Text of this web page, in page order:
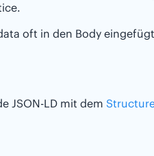
oft in den Body
JSON-LD mit dem